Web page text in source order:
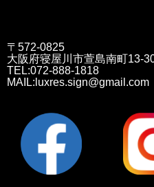
〒572-0825
大阪府寝屋川市萱島南町13-
TEL:072-888-1818
MAIL:luxres.sign@gmail.com